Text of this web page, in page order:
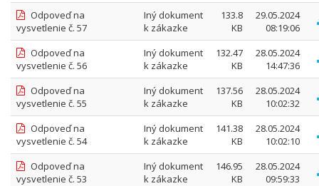
Odpoveď na
vysvetlenie č. 57
Iný dokument
k zákazke
133.8
KB
29.05.2024
08:19:06
Odpoveď na
vysvetlenie č. 56
Iný dokument
k zákazke
132.47
KB
28.05.2024
14:47:36
Odpoveď na
vysvetlenie č. 55
Iný dokument
k zákazke
137.56
KB
28.05.2024
10:02:32
Odpoveď na
vysvetlenie č. 54
Iný dokument
k zákazke
141.38
KB
28.05.2024
10:02:10
Odpoveď na
vysvetlenie č. 53
Iný dokument
k zákazke
146.95
KB
28.05.2024
09:59:33